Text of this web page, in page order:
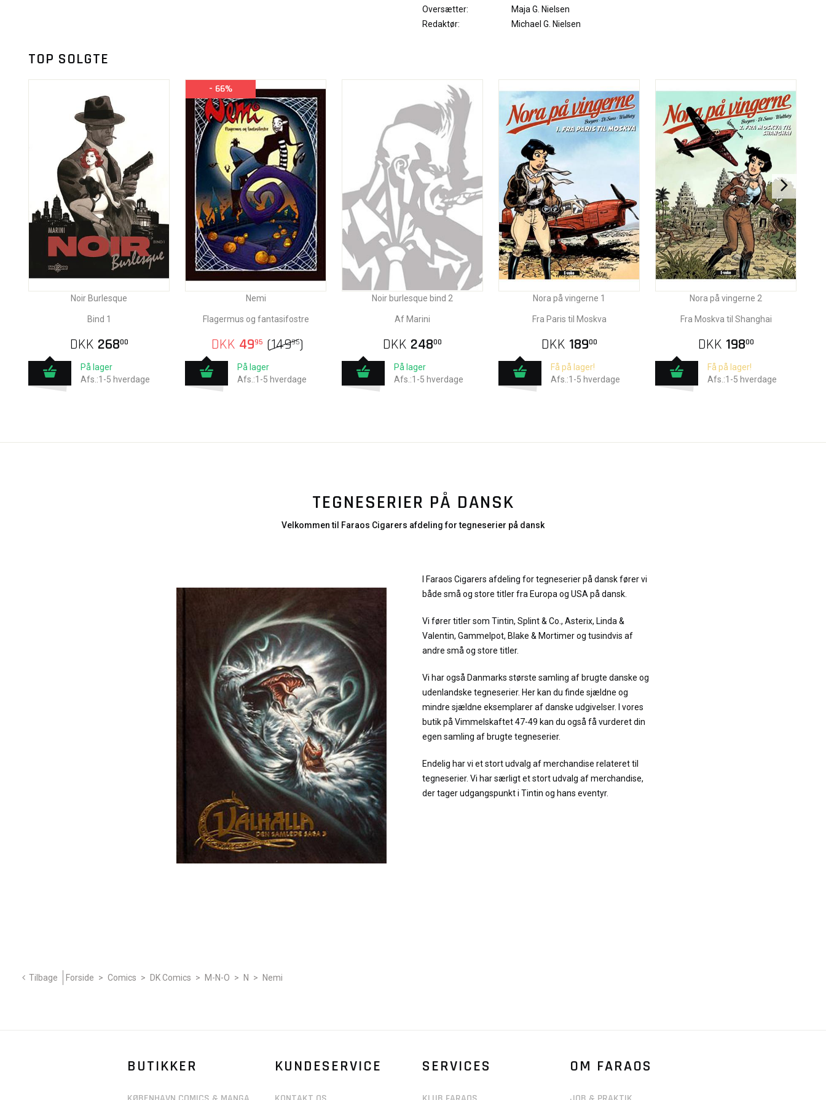
Oversætter:
Maja G. Nielsen
Redaktør:
Michael G. Nielsen
TOP SOLGTE
Noir Burlesque
Bind 1
DKK 26800
På lager
Afs.:1-5 hverdage
- 66%
Nemi
Flagermus og fantasifostre
DKK 4995 (14995)
På lager
Afs.:1-5 hverdage
Noir burlesque bind 2
Af Marini
DKK 24800
På lager
Afs.:1-5 hverdage
Nora på vingerne 1
Fra Paris til Moskva
DKK 18900
Få på lager!
Afs.:1-5 hverdage
Nora på vingerne 2
Fra Moskva til Shanghai
DKK 19800
Få på lager!
Afs.:1-5 hverdage
TEGNESERIER PÅ DANSK
Velkommen til Faraos Cigarers afdeling for tegneserier på dansk
I Faraos Cigarers afdeling for tegneserier på dansk fører vi
både små og store titler fra Europa og USA på dansk.
Vi fører titler som Tintin, Splint & Co., Asterix, Linda &
Valentin, Gammelpot, Blake & Mortimer og tusindvis af
andre små og store titler.
Vi har også Danmarks største samling af brugte danske og
udenlandske tegneserier. Her kan du finde sjældne og
mindre sjældne eksemplarer af danske udgivelser. I vores
butik på Vimmelskaftet 47-49 kan du også få vurderet din
egen samling af brugte tegneserier.
Endelig har vi et stort udvalg af merchandise relateret til
tegneserier. Vi har særligt et stort udvalg af merchandise,
der tager udgangspunkt i Tintin og hans eventyr.
Tilbage Forside > Comics > DK Comics > M-N-O > N > Nemi
BUTIKKER KUNDESERVICE SERVICES OM FARAOS